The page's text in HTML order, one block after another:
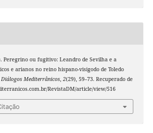
Peregrino ou fugitivo: Leandro de Sevilha e a
e arianos no reino hispano-visigodo de Toledo
Diálogos Mediterrânicos, 2(29), 59–73. Recuperado de
RevistaDM/article/view/516